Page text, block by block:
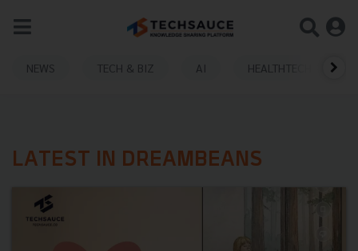
NEWS TECH & BIZ AI HEALTHTECH
LATEST IN DREAMBEANS